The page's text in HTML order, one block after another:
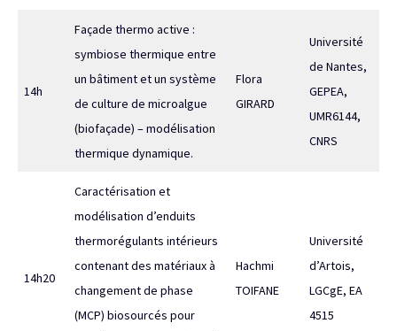
14h
Façade thermo active :
symbiose thermique entre
un bâtiment et un système
de culture de microalgue
(biofaçade) – modélisation
thermique dynamique.
Flora
GIRARD
Université
de Nantes,
GEPEA,
UMR6144,
CNRS
14h20
Caractérisation et
modélisation d’enduits
thermorégulants intérieurs
contenant des matériaux à
changement de phase
(MCP) biosourcés pour
Hachmi
TOIFANE
Université
d’Artois,
LGCgE, EA
4515